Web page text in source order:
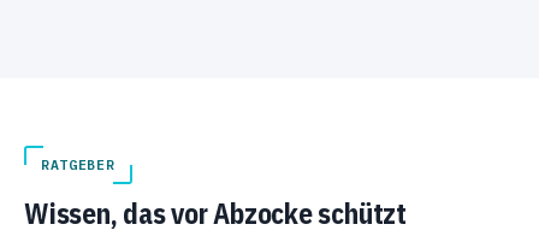
RATGEBER
Wissen, das vor Abzocke schützt